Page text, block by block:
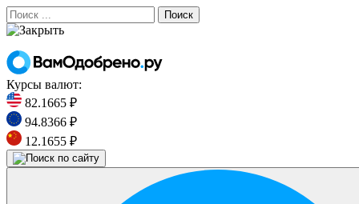
Поиск
Курсы валют:
82.1665 ₽
94.8366 ₽
12.1655 ₽